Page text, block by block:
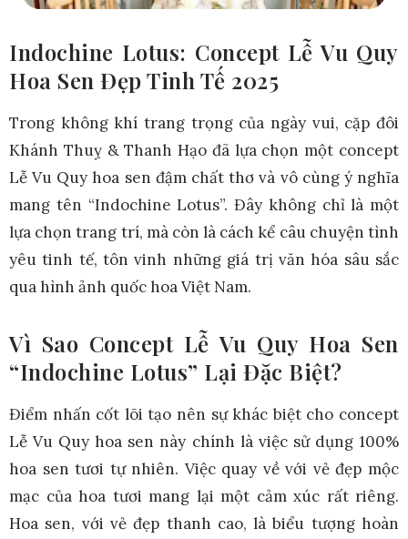
Indochine Lotus: Concept Lễ Vu Quy
Hoa Sen Đẹp Tinh Tế 2025
Trong không khí trang trọng của ngày vui, cặp đôi
Khánh Thuỵ & Thanh Hạo đã lựa chọn một concept
Lễ Vu Quy hoa sen đậm chất thơ và vô cùng ý nghĩa
mang tên “Indochine Lotus”. Đây không chỉ là một
lựa chọn trang trí, mà còn là cách kể câu chuyện tình
yêu tinh tế, tôn vinh những giá trị văn hóa sâu sắc
qua hình ảnh quốc hoa Việt Nam.
Vì Sao Concept Lễ Vu Quy Hoa Sen
“Indochine Lotus” Lại Đặc Biệt?
Điểm nhấn cốt lõi tạo nên sự khác biệt cho concept
Lễ Vu Quy hoa sen này chính là việc sử dụng 100%
hoa sen tươi tự nhiên. Việc quay về với vẻ đẹp mộc
mạc của hoa tươi mang lại một cảm xúc rất riêng.
Hoa sen, với vẻ đẹp thanh cao, là biểu tượng hoàn